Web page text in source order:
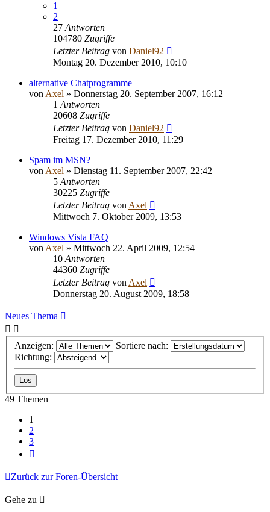
1
2
27 Antworten
104780 Zugriffe
Letzter Beitrag von Daniel92
Montag 20. Dezember 2010, 10:10
alternative Chatprogramme
von Axel » Donnerstag 20. September 2007, 16:12
1 Antworten
20608 Zugriffe
Letzter Beitrag von Daniel92
Freitag 17. Dezember 2010, 11:29
Spam im MSN?
von Axel » Dienstag 11. September 2007, 22:42
5 Antworten
30225 Zugriffe
Letzter Beitrag von Axel
Mittwoch 7. Oktober 2009, 13:53
Windows Vista FAQ
von Axel » Mittwoch 22. April 2009, 12:54
10 Antworten
44360 Zugriffe
Letzter Beitrag von Axel
Donnerstag 20. August 2009, 18:58
Neues Thema
Anzeigen:
Sortiere nach:
Richtung:
49 Themen
1
2
3
Zurück zur Foren-Übersicht
Gehe zu